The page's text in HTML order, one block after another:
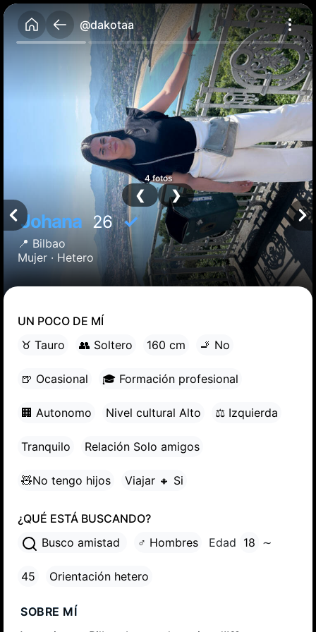
@dakotaa
Johana 26✓
📍 Bilbao
Mujer · Hetero
4 fotos
❮ ❯
UN POCO DE MÍ
♉ Tauro
👥 Soltero 160 cm 🚬 No
🍺 Ocasional 🎓 Formación profesional
🏢 Autonomo Nivel cultural Alto ⚖ Izquierda
Tranquilo Relación Solo amigos
🧸No tengo hijos Viajar 🔸 Si
¿QUÉ ESTÁ BUSCANDO?
Busco amistad
♂ Hombres Edad 18 ∼
45 Orientación hetero
SOBRE MÍ